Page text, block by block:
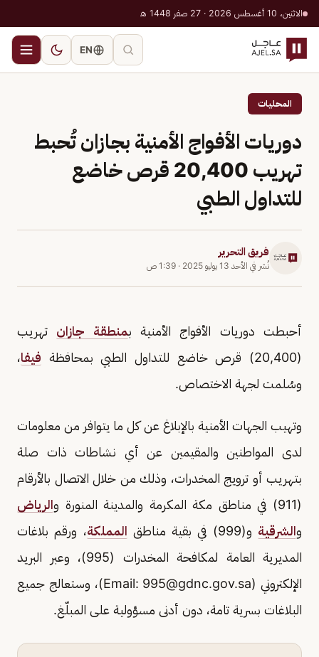
الاثنين، 10 أغسطس 2026 · 27 صفر 1448 هـ
EN
المحليات
دوريات الأفواج الأمنية بجازان تُحبط
تهريب 20,400 قرص خاضع
للتداول الطبي
فريق التحرير
نُشر في الأحد 13 يوليو 2025 · 1:39 ص
أحبطت دوريات الأفواج الأمنية بمنطقة جازان تهريب
(20,400) قرص خاضع للتداول الطبي بمحافظة
فيفا،
وسُلمت لجهة الاختصاص.
وتهيب الجهات الأمنية بالإبلاغ عن كل ما يتوافر من معلومات
لدى المواطنين والمقيمين عن أي نشاطات ذات صلة
بتهريب أو ترويج المخدرات، وذلك من خلال الاتصال بالأرقام
(911) في مناطق مكة المكرمة والمدينة المنورة و
الرياض
والشرقية و(999) في بقية مناطق المملكة، ورقم بلاغات
المديرية العامة لمكافحة المخدرات (995)، وعبر البريد
الإلكتروني (Email:995@gdnc.gov.sa
)، وستعالج جميع
البلاغات بسرية تامة، دون أدنى مسؤولية على المبلّغ.